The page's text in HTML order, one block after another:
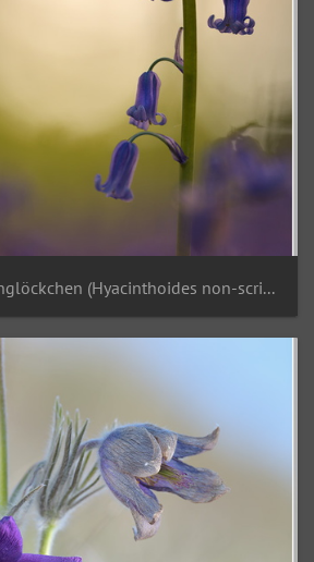
Atlantisches Hasenglöckchen (Hyacinthoides non-scripta)